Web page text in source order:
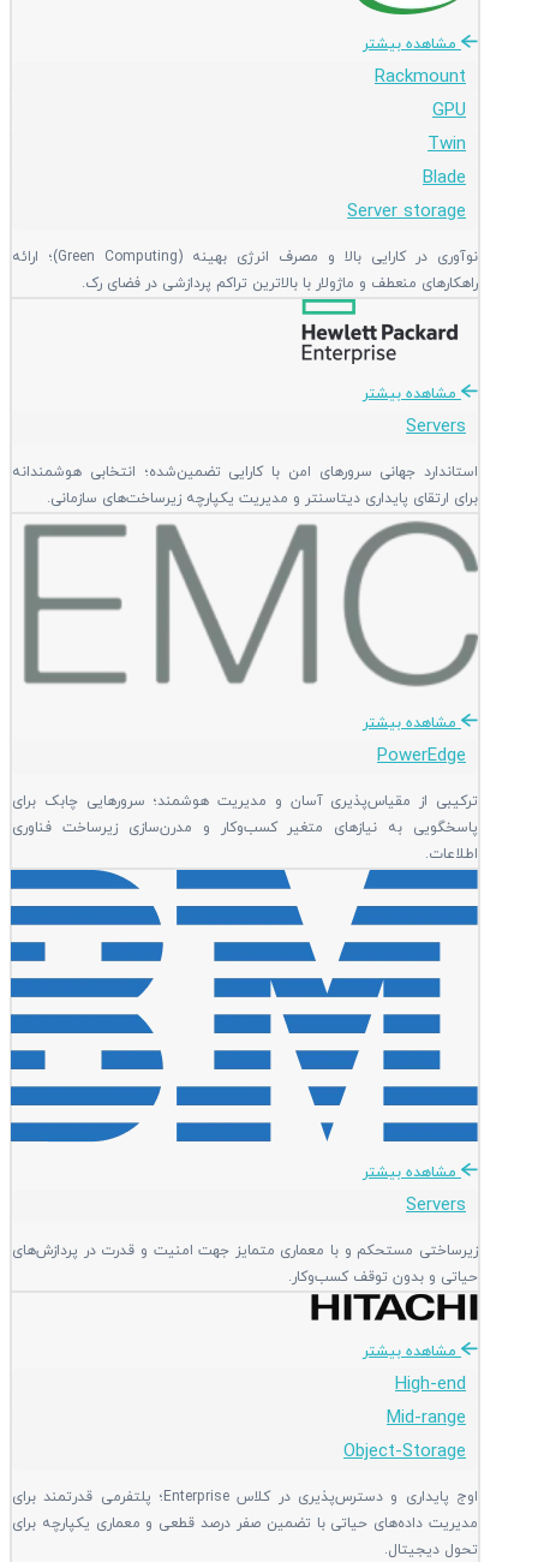
مشاهده بیشتر
Rackmount
GPU
Twin
Blade
Server storage
نوآوری در کارایی بالا و مصرف انرژی بهینه (Green Computing)؛ ارائه
راهکارهای منعطف و ماژولار با بالاترین تراکم پردازشی در فضای رک.
مشاهده بیشتر
Servers
استاندارد جهانی سرورهای امن با کارایی تضمین‌شده؛ انتخابی هوشمندانه
برای ارتقای پایداری دیتاسنتر و مدیریت یکپارچه زیرساخت‌های سازمانی.
مشاهده بیشتر
PowerEdge
ترکیبی از مقیاس‌پذیری آسان و مدیریت هوشمند؛ سرورهایی چابک برای
پاسخگویی به نیازهای متغیر کسب‌وکار و مدرن‌سازی زیرساخت فناوری
اطلاعات.
مشاهده بیشتر
Servers
زیرساختی مستحکم و با معماری متمایز جهت امنیت و قدرت در پردازش‌های
حیاتی و بدون توقف کسب‌وکار.
مشاهده بیشتر
High-end
Mid-range
Object-Storage
اوج پایداری و دسترس‌پذیری در کلاس Enterprise؛ پلتفرمی قدرتمند برای
مدیریت داده‌های حیاتی با تضمین صفر درصد قطعی و معماری یکپارچه برای
تحول دیجیتال.